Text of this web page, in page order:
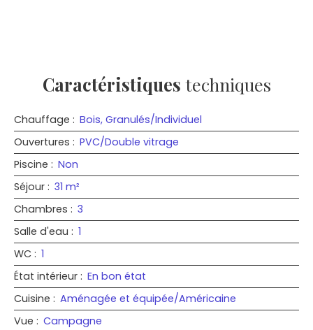
Caractéristiques techniques
Chauffage : Bois, Granulés/Individuel
Ouvertures : PVC/Double vitrage
Piscine : Non
Séjour : 31 m²
Chambres : 3
Salle d'eau : 1
WC : 1
État intérieur : En bon état
Cuisine : Aménagée et équipée/Américaine
Vue : Campagne